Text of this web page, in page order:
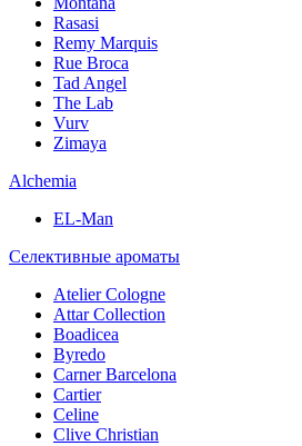
Rasasi
Remy Marquis
Rue Broca
Tad Angel
The Lab
Vurv
Zimaya
Alchemia
EL-Man
Селективные ароматы
Atelier Cologne
Attar Collection
Boadicea
Byredo
Carner Barcelona
Cartier
Celine
Clive Christian